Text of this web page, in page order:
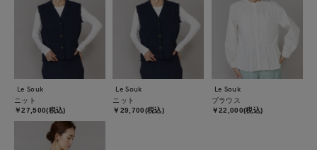
Le Souk
ニット
￥27,500(税込)
Le Souk
ニット
￥29,700(税込)
Le Souk
ブラウス
￥22,000(税込)